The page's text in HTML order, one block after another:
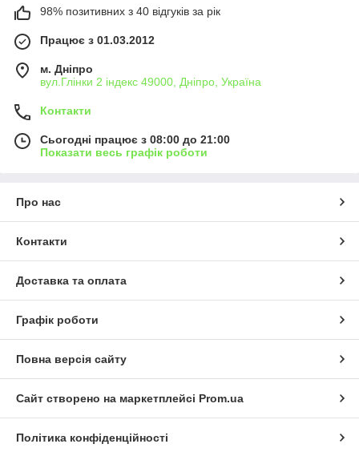
98% позитивних з 40 відгуків за рік
Працює з 01.03.2012
м. Дніпро
вул.Глінки 2 індекс 49000, Дніпро, Україна
Контакти
Сьогодні працює з 08:00 до 21:00
Показати весь графік роботи
Про нас
Контакти
Доставка та оплата
Графік роботи
Повна версія сайту
Сайт створено на маркетплейсі Prom.ua
Політика конфіденційності